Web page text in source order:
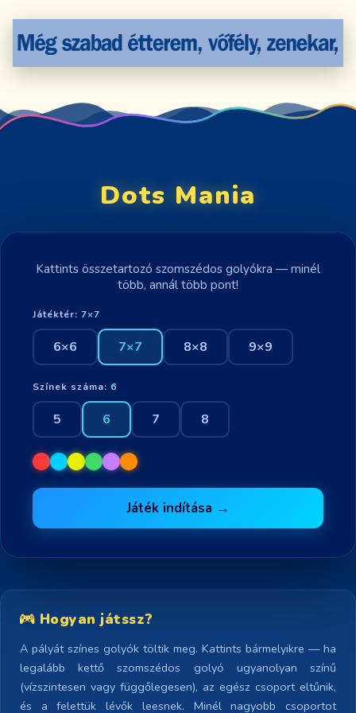
Dots Mania
Kattints összetartozó szomszédos golyókra — minél
több, annál több pont!
Játéktér: 7×7
6×6 7×7 8×8 9×9
Színek száma: 6
5 6 7 8
Játék indítása →
Hogyan játssz?
A pályát színes golyók töltik meg. Kattints bármelyikre — ha
legalább kettő szomszédos golyó ugyanolyan színű
(vízszintesen vagy függőlegesen), az egész csoport eltűnik,
és a felettük lévők leesnek. Minél nagyobb csoportot